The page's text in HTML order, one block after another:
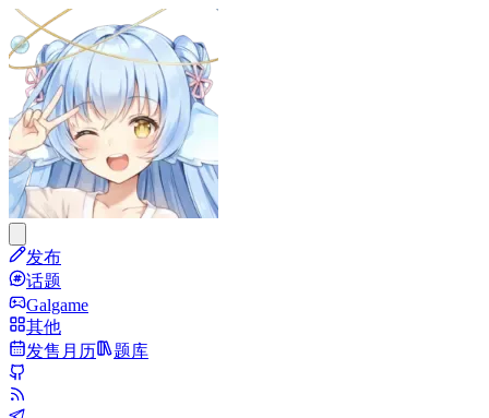
发布
话题
Galgame
其他
发售月历
题库